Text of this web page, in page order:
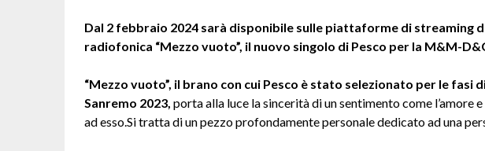
Dal 2 febbraio 2024 sarà disponibile sulle piattaforme di streaming
radiofonica “Mezzo vuoto”, il nuovo singolo di Pesco per la M&M-
“Mezzo vuoto”, il brano con cui Pesco è stato selezionato per le fasi
Sanremo 2023, porta alla luce la sincerità di un sentimento come l’amore
ad esso.Si tratta di un pezzo profondamente personale dedicato ad una